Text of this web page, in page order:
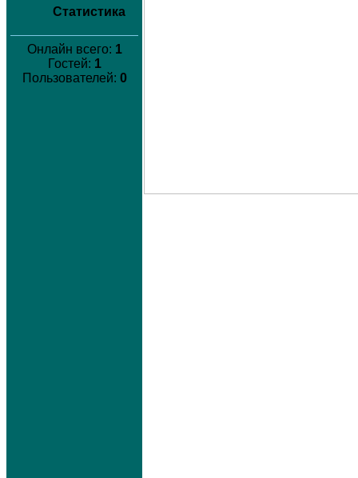
Статистика
Онлайн всего: 1
Гостей: 1
Пользователей: 0